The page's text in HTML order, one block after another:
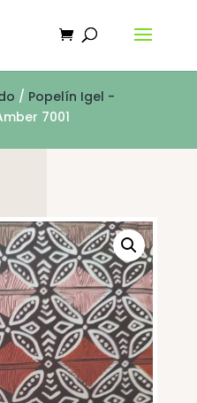
/ Popelín Igel -
7001